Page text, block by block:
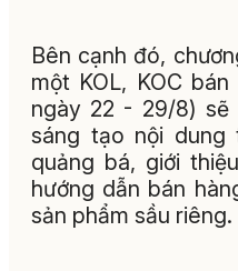
Bên cạnh đó,
một KOL, KOC
ngày 22 - 29/8)
sáng tạo nội dung
quảng bá, giới
hướng dẫn bán
sản phẩm sầu riêng.